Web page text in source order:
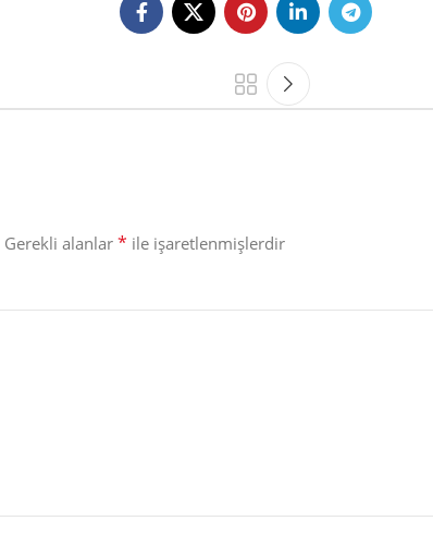
Gerekli alanlar * ile işaretlenmişlerdir